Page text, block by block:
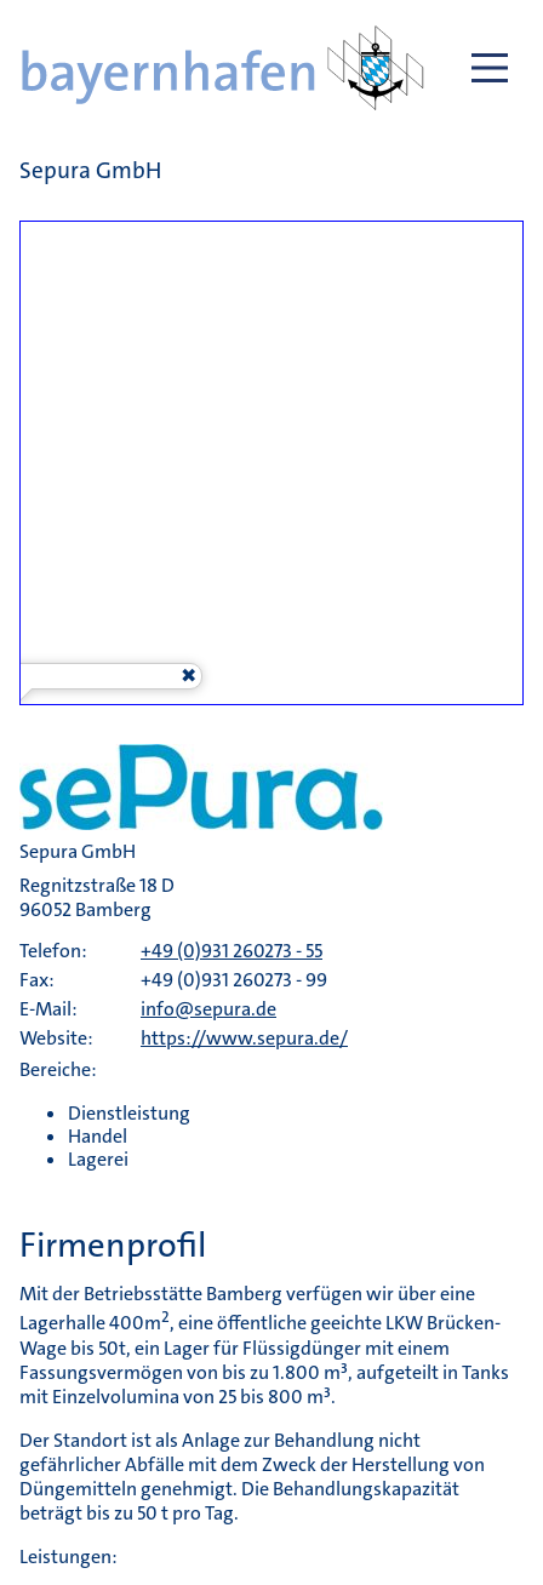
Sepura GmbH
Sepura GmbH
Regnitzstraße 18 D
96052 Bamberg
Telefon:
+49 (0)931 260273 - 55
Fax:
+49 (0)931 260273 - 99
E-Mail:
info@sepura.de
Website:
https://www.sepura.de/
Bereiche:
Dienstleistung
Handel
Lagerei
Firmenprofil
Mit der Betriebsstätte Bamberg verfügen wir über eine
Lagerhalle 400m2, eine öffentliche geeichte LKW Brücken-
Wage bis 50t, ein Lager für Flüssigdünger mit einem
Fassungsvermögen von bis zu 1.800 m³, aufgeteilt in Tanks
mit Einzelvolumina von 25 bis 800 m³.
Der Standort ist als Anlage zur Behandlung nicht
gefährlicher Abfälle mit dem Zweck der Herstellung von
Düngemitteln genehmigt. Die Behandlungskapazität
beträgt bis zu 50 t pro Tag.
Leistungen: